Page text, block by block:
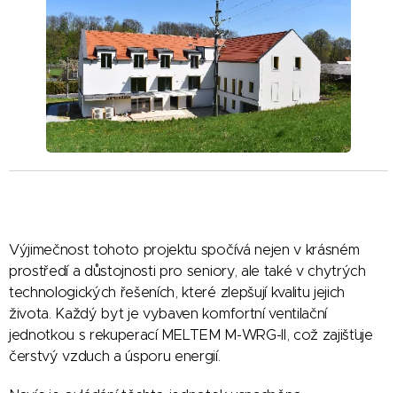
Výjimečnost tohoto projektu spočívá nejen v krásném
prostředí a důstojnosti pro seniory, ale také v chytrých
technologických řešeních, které zlepšují kvalitu jejich
života. Každý byt je vybaven komfortní ventilační
jednotkou s rekuperací MELTEM M-WRG-II, což zajišťuje
čerstvý vzduch a úsporu energií.